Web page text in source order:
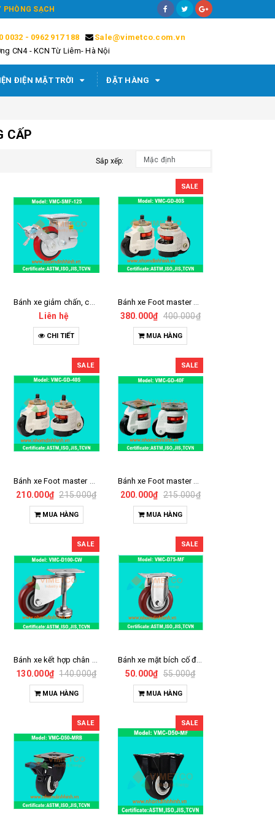
SẠCH
0032 - 0962 917 188
Sale@vimetco.com.vn
CN4 - KCN Từ Liêm- Hà Nội
ĐIỆN MẶT TRỜI ĐẶT HÀNG
CẤP
Sắp xếp:
Bánh xe giảm chấn, cổ xoay D125
Liên hệ
CHI TIẾT
SALE
Bánh xe Foot master 80S
380.000₫ 400.000₫
MUA HÀNG
SALE
Bánh xe Foot master 40S
210.000₫ 215.000₫
MUA HÀNG
SALE
Bánh xe Foot master 40F
200.000₫ 215.000₫
MUA HÀNG
SALE
Bánh xe kết hợp chân D100
130.000₫ 140.000₫
MUA HÀNG
SALE
Bánh xe mặt bích cố định D75
50.000₫ 55.000₫
MUA HÀNG
SALE SALE
Bushing nut ống nhôm
d28